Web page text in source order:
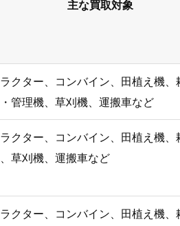
主な買取対象
ラクター、コンバイン、田植え機、
管理機、草刈機、運搬車など
ラクター、コンバイン、田植え機、
草刈機、運搬車など
ラクター、コンバイン、田植え機、